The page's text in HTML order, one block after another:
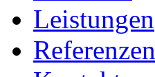
Leistungen
Referenzen